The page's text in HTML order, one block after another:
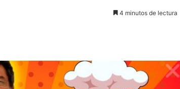
4 minutos de lectura